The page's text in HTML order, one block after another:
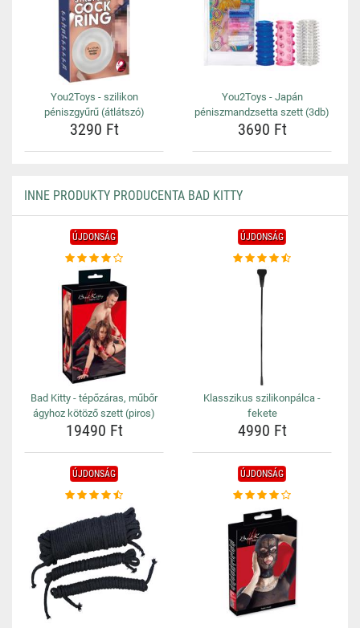
You2Toys - szilikon
péniszgyűrű (átlátszó)
3290 Ft
You2Toys - Japán
péniszmandzsetta szett (3db)
3690 Ft
INNE PRODUKTY PRODUCENTA BAD KITTY
ÚJDONSÁG
Bad Kitty - tépőzáras, műbőr
ágyhoz kötöző szett (piros)
19490 Ft
ÚJDONSÁG
Klasszikus szilikonpálca -
fekete
4990 Ft
ÚJDONSÁG ÚJDONSÁG